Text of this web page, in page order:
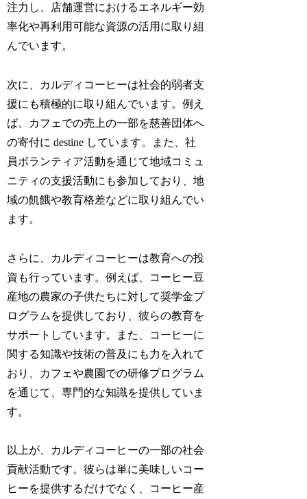
注力し、店舗運営におけるエネルギー効
率化や再利用可能な資源の活用に取り組
んでいます。
次に、カルディコーヒーは社会的弱者支
援にも積極的に取り組んでいます。例え
ば、カフェでの売上の一部を慈善団体へ
の寄付に destine しています。また、社
員ボランティア活動を通じて地域コミュ
ニティの支援活動にも参加しており、地
域の飢餓や教育格差などに取り組んでい
ます。
さらに、カルディコーヒーは教育への投
資も行っています。例えば、コーヒー豆
産地の農家の子供たちに対して奨学金プ
ログラムを提供しており、彼らの教育を
サポートしています。また、コーヒーに
関する知識や技術の普及にも力を入れて
おり、カフェや農園での研修プログラム
を通じて、専門的な知識を提供していま
す。
以上が、カルディコーヒーの一部の社会
貢献活動です。彼らは単に美味しいコー
ヒーを提供するだけでなく、コーヒー産